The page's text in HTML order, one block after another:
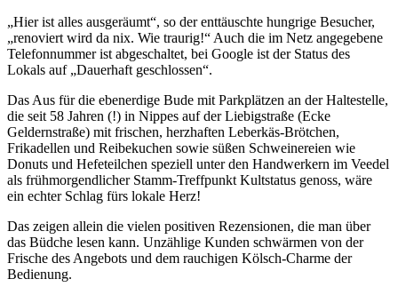
„Hier ist alles ausgeräumt“, so der enttäuschte hungrige Besucher,
„renoviert wird da nix. Wie traurig!“ Auch die im Netz angegebene
Telefonnummer ist abgeschaltet, bei Google ist der Status des
Lokals auf „Dauerhaft geschlossen“.
Das Aus für die ebenerdige Bude mit Parkplätzen an der Haltestelle,
die seit 58 Jahren (!) in Nippes auf der Liebigstraße (Ecke
Geldernstraße) mit frischen, herzhaften Leberkäs-Brötchen,
Frikadellen und Reibekuchen sowie süßen Schweinereien wie
Donuts und Hefeteilchen speziell unter den Handwerkern im Veedel
als frühmorgendlicher Stamm-Treffpunkt Kultstatus genoss, wäre
ein echter Schlag fürs lokale Herz!
Das zeigen allein die vielen positiven Rezensionen, die man über
das Büdche lesen kann. Unzählige Kunden schwärmen von der
Frische des Angebots und dem rauchigen Kölsch-Charme der
Bedienung.